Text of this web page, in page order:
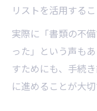
リストを活用するこ
実際に「書類の不
った」という声も
すためにも、手続
に進めることが大切